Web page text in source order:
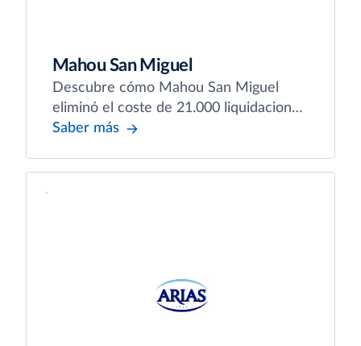
Mahou San Miguel
Descubre cómo Mahou San Miguel
eliminó el coste de 21.000 liquidaciones
anuales con Captio
Saber más